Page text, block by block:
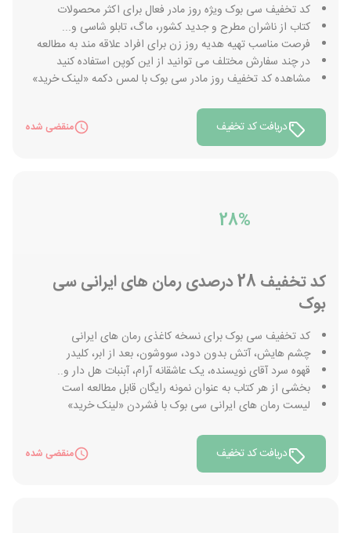
کد تخفیف سی بوک ویژه روز مادر فعال برای اکثر محصولات
کتاب از ناشران مطرح و جدید کشور، ماگ، تابلو شاسی و...
فرصت مناسب تهیه هدیه روز زن برای افراد علاقه مند به مطالعه
در چند سفارش مختلف می توانید از این کوپن استفاده کنید
مشاهده کد تخفیف روز مادر سی بوک با لمس دکمه «لینک خرید»
دریافت کد تخفیف منقضی شده
28%
کد تخفیف 28 درصدی رمان های ایرانی سی
بوک
کد تخفیف سی بوک برای نسخه کاغذی رمان های ایرانی
چشم هایش، آتش بدون دود، سووشون، بعد از ابر، کلیدر
قهوه سرد آقای نویسنده، یک عاشقانه آرام، آبنبات هل دار و..
بخشی از هر کتاب به عنوان نمونه رایگان قابل مطالعه است
لیست رمان های ایرانی سی بوک با فشردن «لینک خرید»
دریافت کد تخفیف منقضی شده